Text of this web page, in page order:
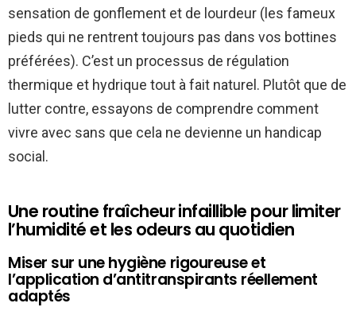
sensation de gonflement et de lourdeur (les fameux
pieds qui ne rentrent toujours pas dans vos bottines
préférées). C’est un processus de régulation
thermique et hydrique tout à fait naturel. Plutôt que de
lutter contre, essayons de comprendre comment
vivre avec sans que cela ne devienne un handicap
social.
Une routine fraîcheur infaillible pour limiter
l’humidité et les odeurs au quotidien
Miser sur une hygiène rigoureuse et
l’application d’antitranspirants réellement
adaptés